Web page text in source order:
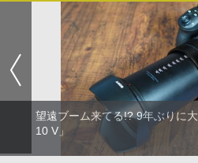
望遠ブーム来てる!? 9年ぶりに
10 V」